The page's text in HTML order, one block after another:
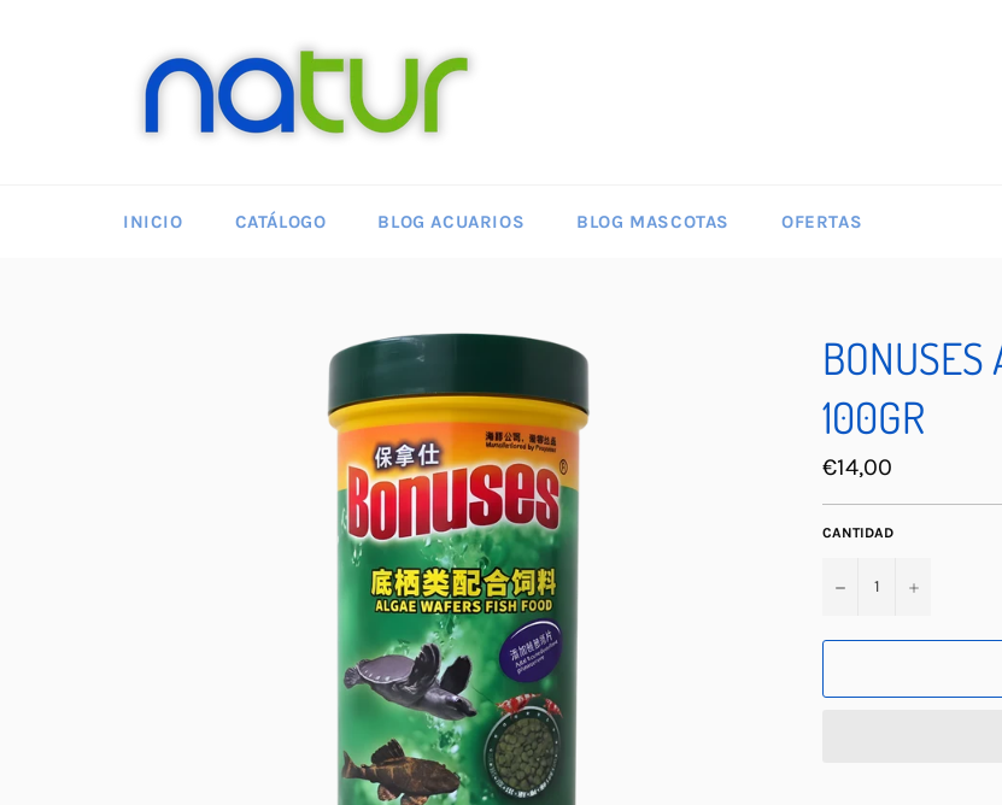
INICIO CATÁLOGO BLOG ACUARIOS BLOG MASCOTAS OFERTAS
BONUSES
100GR
Precio
habitual
€14,00
CANTIDAD
− +